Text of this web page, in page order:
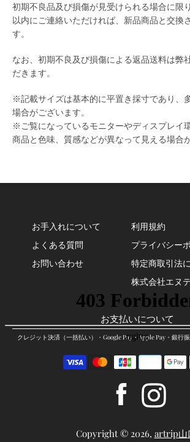
初期不良品及び損傷が見受けられる場合に限
以内にご連絡いただければ、新品商品と交換
す。
なお、初期不良及び損傷による返品送料は弊
だきます。
※記載サイズは基本的に平置き採寸であり、
場合がございます。
※ご覧になっているモニターやディスプレイ
商品と色味、質感などが異なって見える場合
お手入れについて
よくある質問
お問い合わせ
利用規約
プライバシー
特定商取引法
株式会社エヌ
お支払いについて
クレジット決済（一括払い）・Google Pay・Apple Pay・銀行
Facebook
Copyright © 2026, artrip山